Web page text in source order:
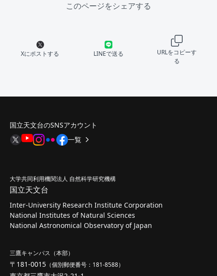
このページをシェアする
Xにポストする LINEで送る
URLをコピーす
る
国立天文台のSNSアカウント
一覧
大学共同利用機関法人 自然科学研究機構
国立天文台
Inter-University Research Institute Corporation
National Institutes of Natural Sciences
National Astronomical Observatory of Japan
三鷹キャンパス（本部）
〒181-0015 （個別郵便番号：181-8588）